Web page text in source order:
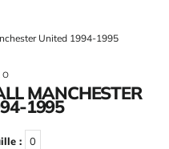
United 1994-1995
MANCHESTER
1995
: 0